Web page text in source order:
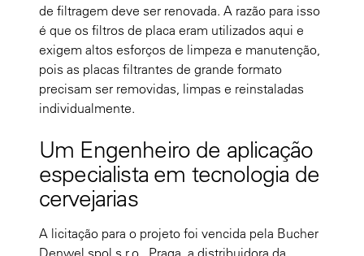
de filtragem deve ser renovada. A razão para isso
é que os filtros de placa eram utilizados aqui e
exigem altos esforços de limpeza e manutenção,
pois as placas filtrantes de grande formato
precisam ser removidas, limpas e reinstaladas
individualmente.
Um Engenheiro de aplicação
especialista em tecnologia de
cervejarias
A licitação para o projeto foi vencida pela Bucher
Denwel spol.s.r.o., Praga, a distribuidora da